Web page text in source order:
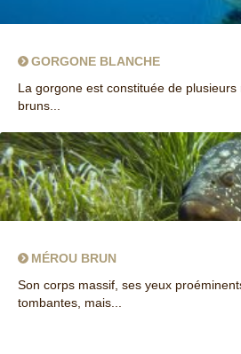
GORGONE BLANCHE
La gorgone est constituée de
bruns...
MÉROU BRUN
Son corps massif, ses yeux
tombantes, mais...